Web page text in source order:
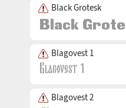
Black Grotesk
Blagovest 1
Blagovest 2